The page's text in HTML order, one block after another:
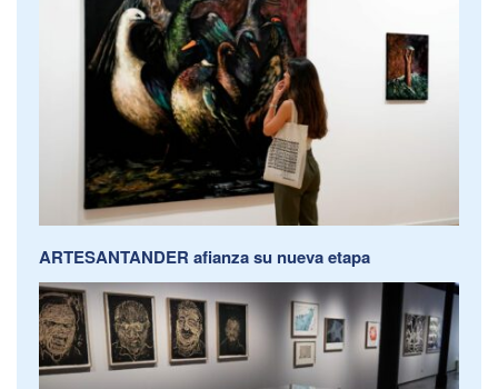
ARTESANTANDER afianza su nueva etapa